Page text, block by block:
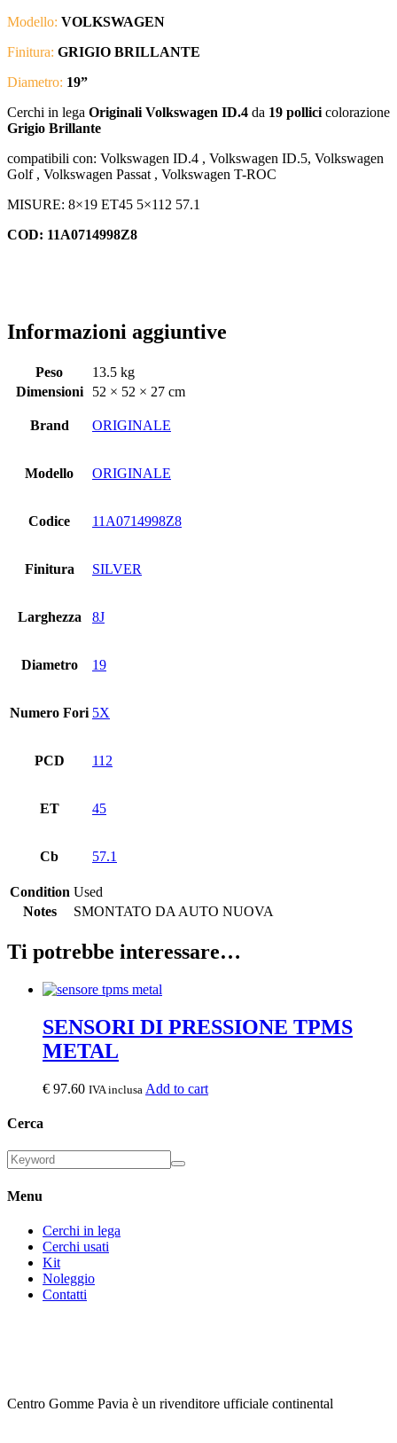
Modello: VOLKSWAGEN
Finitura: GRIGIO BRILLANTE
Diametro: 19”
Cerchi in lega Originali Volkswagen ID.4 da 19 pollici colorazione
Grigio Brillante
compatibili con: Volkswagen ID.4 , Volkswagen ID.5, Volkswagen
Golf , Volkswagen Passat , Volkswagen T-ROC
MISURE: 8×19 ET45 5×112 57.1
COD: 11A0714998Z8
Informazioni aggiuntive
Peso
13.5 kg
Dimensioni
52 × 52 × 27 cm
Brand ORIGINALE
Modello ORIGINALE
Codice 11A0714998Z8
Finitura SILVER
Larghezza 8J
Diametro 19
Numero Fori 5X
PCD 112
ET 45
Cb 57.1
Condition Used
Notes
SMONTATO DA AUTO NUOVA
Ti potrebbe interessare…
SENSORI DI PRESSIONE TPMS
METAL
€ 97.60 IVA inclusa Add to cart
Cerca
Menu
Cerchi in lega
Cerchi usati
Kit
Noleggio
Contatti
Centro Gomme Pavia è un rivenditore ufficiale continental